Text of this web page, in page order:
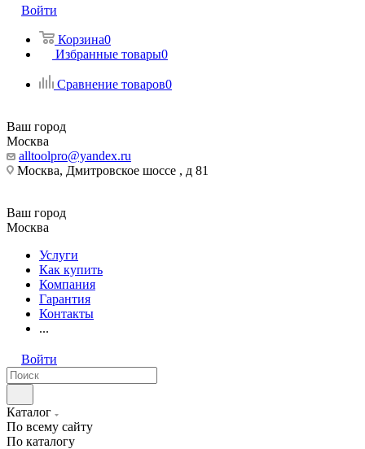
Войти
Корзина0
Избранные товары0
Сравнение товаров0
Ваш город
Москва
alltoolpro@yandex.ru
Москва, Дмитровское шоссе , д 81
Ваш город
Москва
Услуги
Как купить
Компания
Гарантия
Контакты
...
Войти
Каталог
По всему сайту
По каталогу